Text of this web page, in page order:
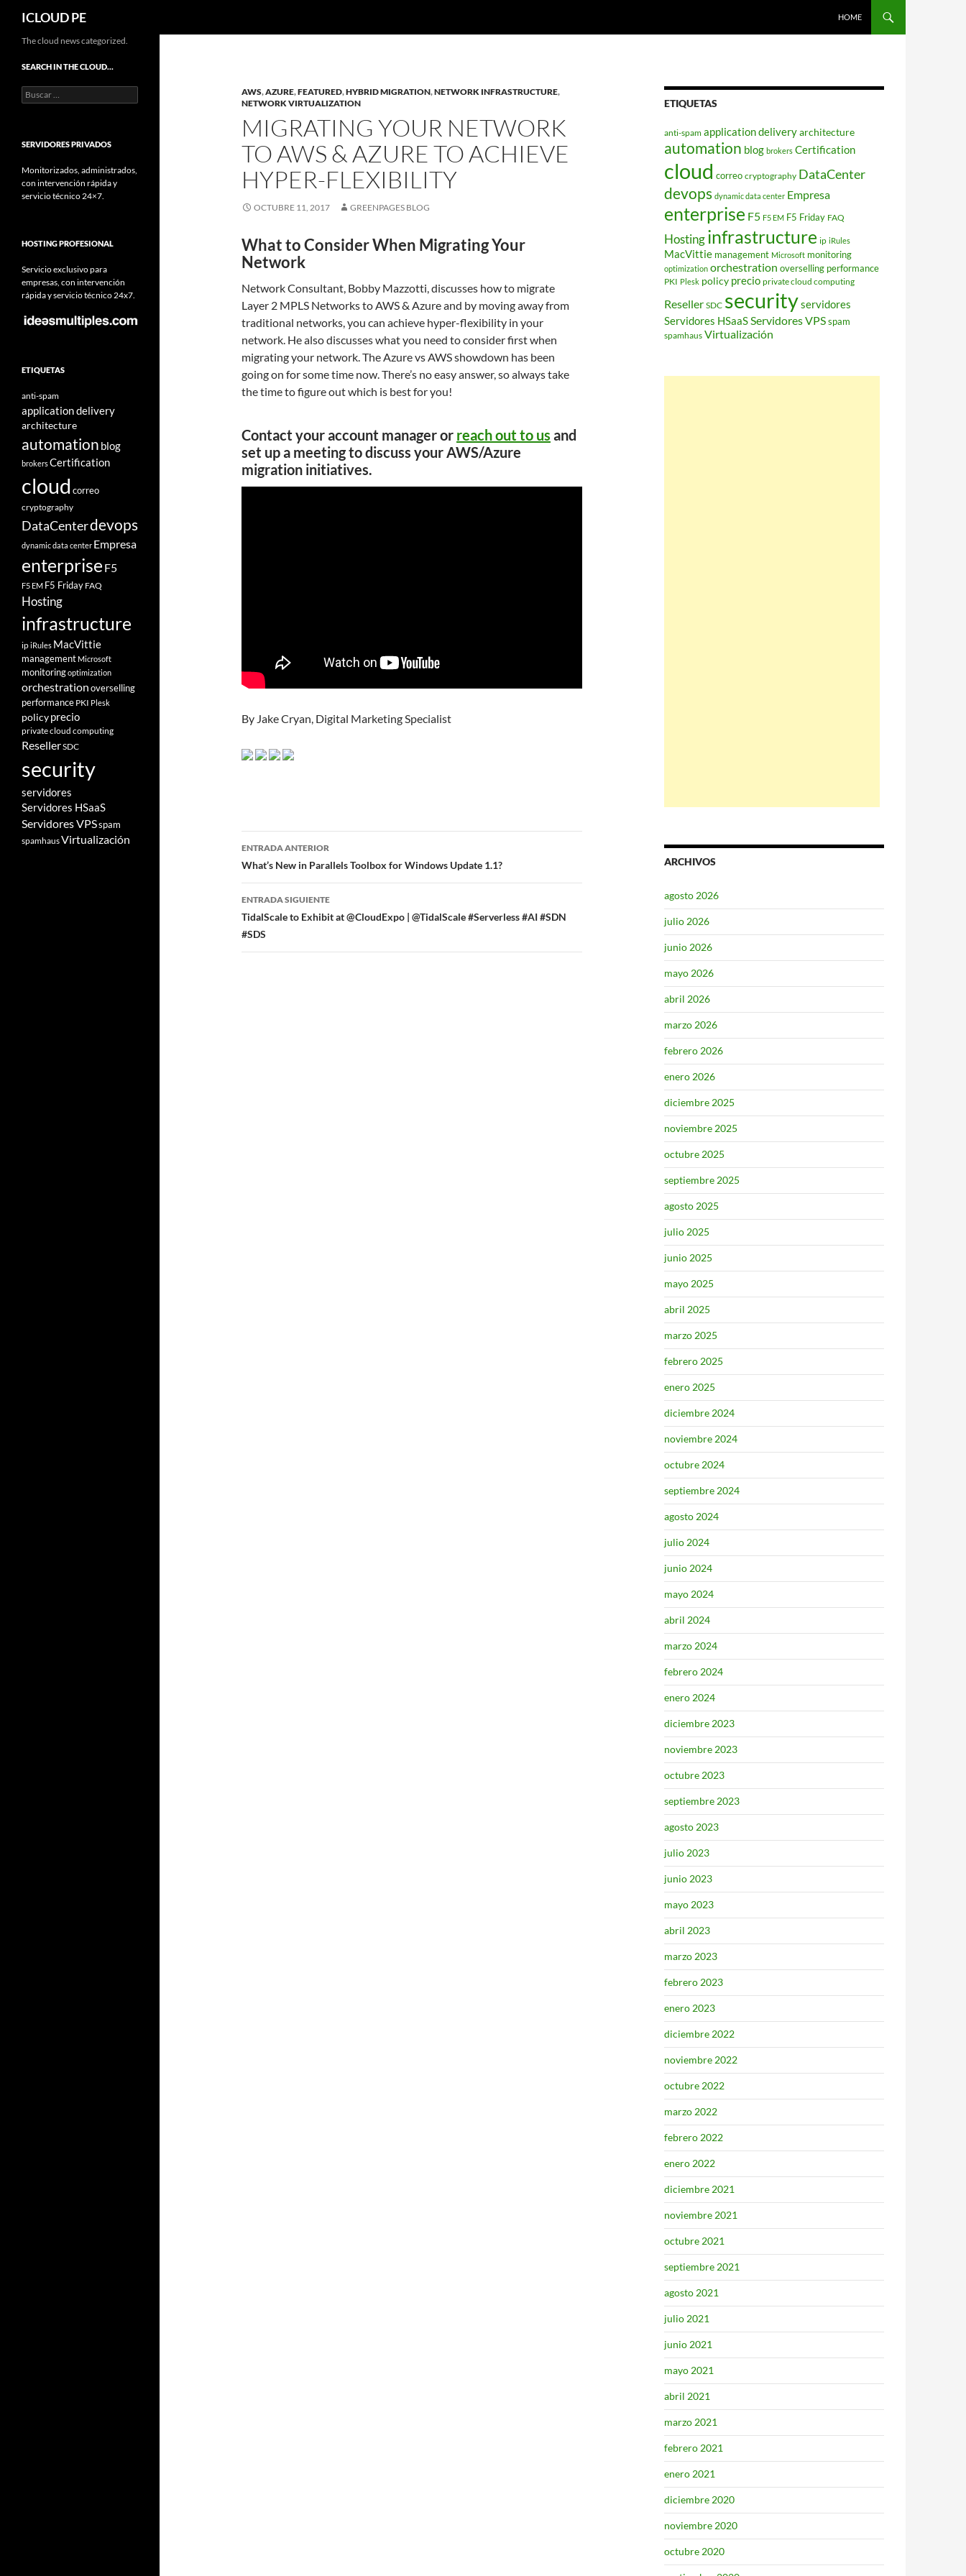
Saltar
contenido
ICLOUD PE HOME
AWS,AZURE,FEATURED,HYBRID MIGRATION,NETWORK INFRASTRUCTURE,
NETWORK VIRTUALIZATION
MIGRATING YOUR NETWORK
TO AWS & AZURE TO ACHIEVE
HYPER-FLEXIBILITY
OCTUBRE 11, 2017 GREENPAGES BLOG
What to Consider When Migrating Your
Network
Network Consultant, Bobby Mazzotti, discusses how to migrate
Layer 2 MPLS Networks to AWS & Azure and by moving away from
traditional networks, you can achieve hyper-flexibility in your
network. He also discusses what you need to consider first when
migrating your network. The Azure vs AWS showdown has been
going on for some time now. There’s no easy answer, so always take
the time to figure out which is best for you!
Contact your account manager or reach out to us and
set up a meeting to discuss your AWS/Azure
migration initiatives.
By Jake Cryan, Digital Marketing Specialist
Navegador
de
entradas
ENTRADA ANTERIOR
What’s New in Parallels Toolbox for Windows Update 1.1?
ENTRADA SIGUIENTE
TidalScale to Exhibit at @CloudExpo | @TidalScale #Serverless #AI #SDN
#SDS
ETIQUETAS
anti-spam application deliveryarchitecture
automation blog brokers Certification
cloud correo cryptography DataCenter
devops dynamic data center Empresa
enterprise F5 F5 EM F5 Friday FAQ
Hostinginfrastructure ip iRules
MacVittie management Microsoft monitoring
optimization orchestration overselling performance
PKI Plesk policy precio private cloud computing
Reseller SDC securityservidores
Servidores HSaaSServidores VPSspam
spamhaus Virtualización
ARCHIVOS
agosto 2026
julio 2026
junio 2026
mayo 2026
abril 2026
marzo 2026
febrero 2026
enero 2026
diciembre 2025
noviembre 2025
octubre 2025
septiembre 2025
agosto 2025
julio 2025
junio 2025
mayo 2025
abril 2025
marzo 2025
febrero 2025
enero 2025
diciembre 2024
noviembre 2024
octubre 2024
septiembre 2024
agosto 2024
julio 2024
junio 2024
mayo 2024
abril 2024
marzo 2024
febrero 2024
enero 2024
diciembre 2023
noviembre 2023
octubre 2023
septiembre 2023
agosto 2023
julio 2023
junio 2023
mayo 2023
abril 2023
marzo 2023
febrero 2023
enero 2023
diciembre 2022
noviembre 2022
octubre 2022
marzo 2022
febrero 2022
enero 2022
diciembre 2021
noviembre 2021
octubre 2021
septiembre 2021
agosto 2021
julio 2021
junio 2021
mayo 2021
abril 2021
marzo 2021
febrero 2021
enero 2021
diciembre 2020
noviembre 2020
octubre 2020
The cloud news categorized.
SEARCH IN THE CLOUD…
Buscar:
SERVIDORES PRIVADOS
Monitorizados, administrados,
con intervención rápida y
servicio técnico 24×7.
HOSTING PROFESIONAL
Servicio exclusivo para
empresas, con intervención
rápida y servicio técnico 24x7.
ETIQUETAS
anti-spam
application delivery
architecture
automation blog
brokersCertification
cloud correo
cryptography
DataCenterdevops
dynamic data center Empresa
enterprise F5
F5 EM F5 Friday FAQ
Hosting
infrastructure
ipiRules MacVittie
management Microsoft
monitoringoptimization
orchestrationoverselling
performance PKI Plesk
policyprecio
private cloud computing
ResellerSDC
security
servidores
Servidores HSaaS
Servidores VPSspam
spamhausVirtualización